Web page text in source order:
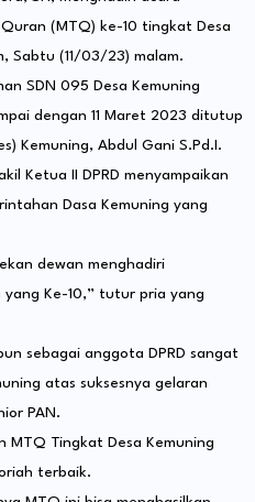
(MTQ) ke-10 tingkat Desa
Sabtu (11/03/23) malam.
SDN 095 Desa Kemuning
dengan 11 Maret 2023 ditutup
Kemuning, Abdul Gani S.Pd.I.
Ketua II DPRD menyampaikan
Dasa Kemuning yang
dewan menghadiri
Ke-10,” tutur pria yang
sebagai anggota DPRD sangat
atas suksesnya gelaran
PAN.
MTQ Tingkat Desa Kemuning
terbaik.